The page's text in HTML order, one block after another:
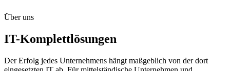
Über uns
IT-Komplettlösungen
Der Erfolg jedes Unternehmens hängt maßgeblich von der dort